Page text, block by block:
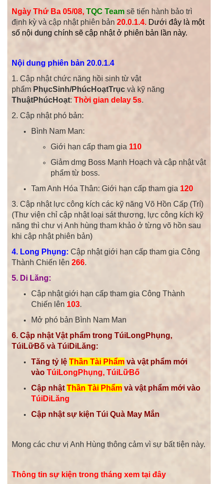
NgàyThứ Ba 05/08,TQC Teamsẽ tiến hành bảo trì
định kỳ và cập nhật phiên bản20.0.1.4. Dưới đây là một
số nội dung chính sẽ cập nhật ở phiên bản lần này.
Nội dung phiên bản 20.0.1.4
1. Cập nhật chức năng hồi sinh từ vật
phẩm PhụcSinh/PhúcHoạtTrụcvà kỹ năng
ThuậtPhúcHoạt:Thời gian delay 5s.
2. Cập nhật phó bản:
Bình Nam Man:
Giới hạn cấp tham gia 110
Giảm dmg Boss Mạnh Hoạch và cập nhật vật
phẩm từ boss.
Tam Anh Hóa Thân: Giới hạn cấp tham gia 120
3. Cập nhật lực công kích các kỹ năng Võ Hồn Cấp (Trí)
(Thư viện chỉ cập nhật loại sát thương, lực công kích kỹ
năng thì chư vị Anh hùng tham khảo ở từng võ hồn sau
khi cập nhật phiên bản)
4. Long Phụng: Cập nhật giới hạn cấp tham gia Công
Thành Chiến lên266.
5. Di Lăng:
Cập nhật giới hạn cấp tham gia Công Thành
Chiến lên 103.
Mở phó bản Bình Nam Man
6. Cập nhật Vật phẩm trong TúiLongPhụng,
TúiLữBố và TúiDiLăng:
Tăng tỷ lệThần Tài Phẩm và vật phẩm mới
vàoTúiLongPhụng, TúiLữBố
Cập nhậtThần Tài Phẩm và vật phẩm mớivào
TúiDiLăng
Cập nhật sự kiện Túi Quà May Mắn
Mong các chư vị Anh Hùng thông cảm vì sự bất tiện này.
Thông tin sự kiện trong tháng xem tại đây